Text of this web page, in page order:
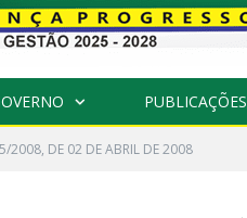
PUBLICAÇÕES
2008, DE 02 DE ABRIL DE 2008